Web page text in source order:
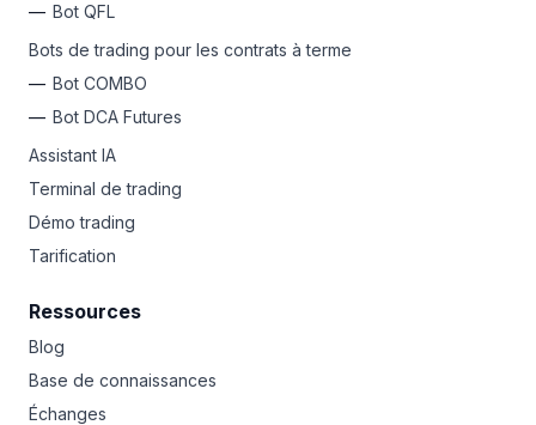
Bot QFL
Bots de trading pour les contrats à terme
Bot COMBO
Bot DCA Futures
Assistant IA
Terminal de trading
Démo trading
Tarification
Ressources
Blog
Base de connaissances
Échanges